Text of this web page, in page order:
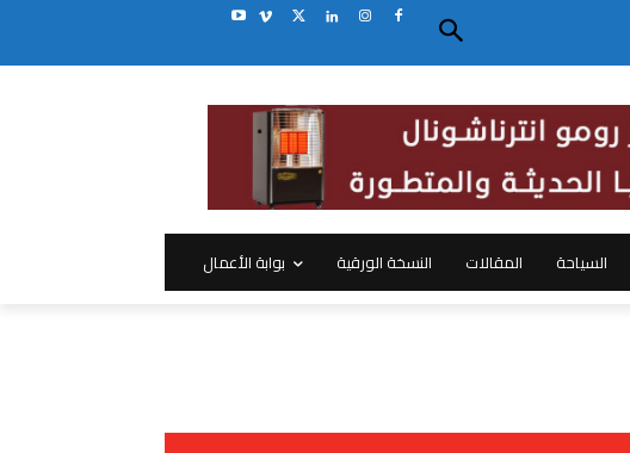
السياحة المقالات النسخة الورقية بوابة الأعمال